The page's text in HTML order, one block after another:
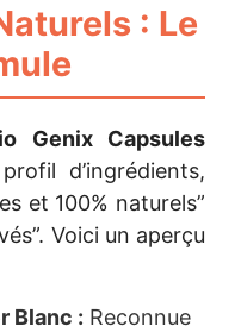
: Le
Genix Capsules
d’ingrédients,
et 100% naturels”
Voici un aperçu
Blanc : Reconnue